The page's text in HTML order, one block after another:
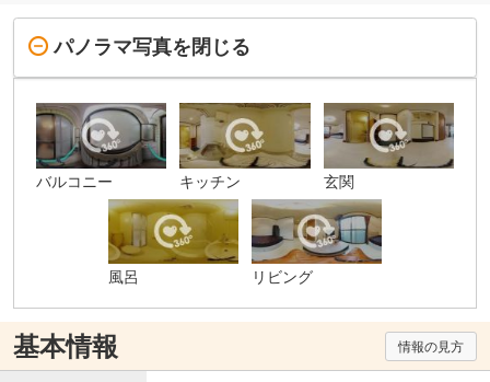
パノラマ写真を閉じる
バルコニー キッチン 玄関
風呂 リビング
基本情報 情報の見方